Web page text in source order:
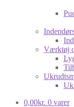
Værktøj
0,00kr. 0 varer